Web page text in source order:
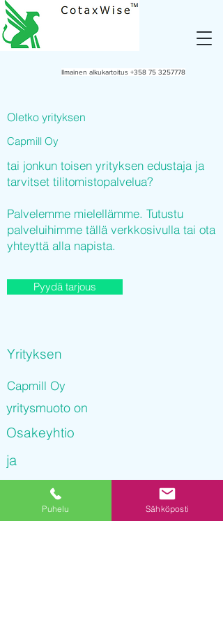
Ilmainen alkukartoitus +358 75 3257778
Oletko yrityksen
Capmill Oy
tai jonkun toisen yrityksen edustaja ja
tarvitset tilitomistopalvelua?
Palvelemme mielellämme. Tutustu
palveluihimme tällä verkkosivulla tai ota
yhteyttä alla napista.
Pyydä tarjous
Yrityksen
Capmill Oy
yritysmuoto on
Osakeyhtio
ja
Capmill Oy
on rekisteröity kaupparekisteriin
Puhelu Sähköposti